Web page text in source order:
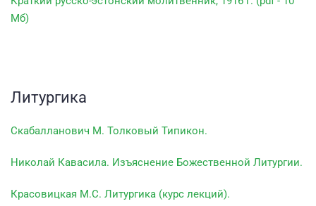
Мб)
Литургика
Скабалланович М. Толковый Типикон.
Николай Кавасила. Изъяснение Божественной Литургии.
Красовицкая М.С. Литургика (курс лекций).